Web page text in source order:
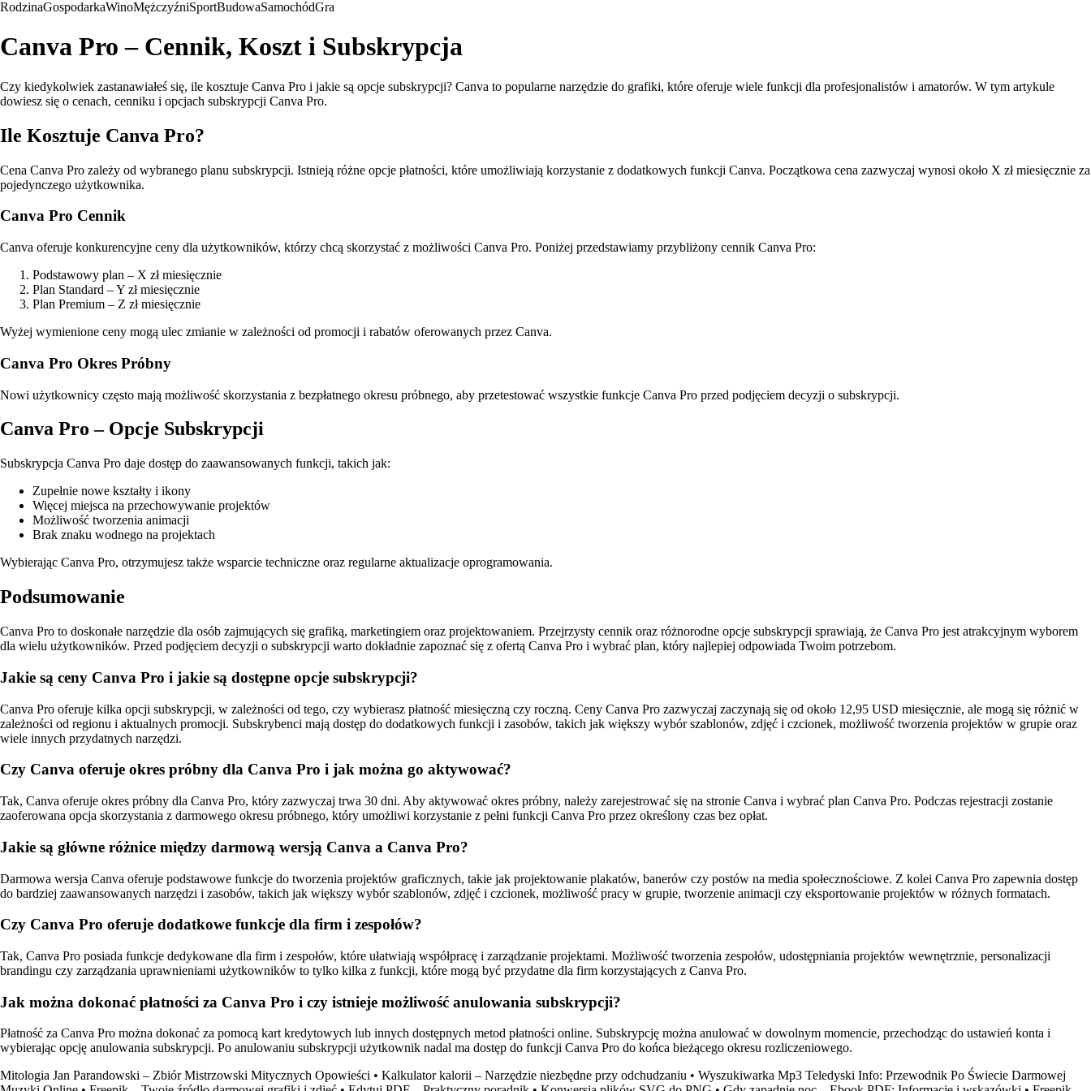
RodzinaGospodarkaWinoMężczyźniSportBudowaSamochódGra
Canva Pro – Cennik, Koszt i Subskrypcja
Czy kiedykolwiek zastanawiałeś się, ile kosztuje Canva Pro i jakie są opcje subskrypcji? Canva to popularne narzędzie do grafiki, które oferuje wiele funkcji dla profesjonalistów i amatorów. W tym artykule
dowiesz się o cenach, cenniku i opcjach subskrypcji Canva Pro.
Ile Kosztuje Canva Pro?
Cena Canva Pro zależy od wybranego planu subskrypcji. Istnieją różne opcje płatności, które umożliwiają korzystanie z dodatkowych funkcji Canva. Początkowa cena zazwyczaj wynosi około X zł miesięcznie za
pojedynczego użytkownika.
Canva Pro Cennik
Canva oferuje konkurencyjne ceny dla użytkowników, którzy chcą skorzystać z możliwości Canva Pro. Poniżej przedstawiamy przybliżony cennik Canva Pro:
Podstawowy plan – X zł miesięcznie
Plan Standard – Y zł miesięcznie
Plan Premium – Z zł miesięcznie
Wyżej wymienione ceny mogą ulec zmianie w zależności od promocji i rabatów oferowanych przez Canva.
Canva Pro Okres Próbny
Nowi użytkownicy często mają możliwość skorzystania z bezpłatnego okresu próbnego, aby przetestować wszystkie funkcje Canva Pro przed podjęciem decyzji o subskrypcji.
Canva Pro – Opcje Subskrypcji
Subskrypcja Canva Pro daje dostęp do zaawansowanych funkcji, takich jak:
Zupełnie nowe kształty i ikony
Więcej miejsca na przechowywanie projektów
Możliwość tworzenia animacji
Brak znaku wodnego na projektach
Wybierając Canva Pro, otrzymujesz także wsparcie techniczne oraz regularne aktualizacje oprogramowania.
Podsumowanie
Canva Pro to doskonałe narzędzie dla osób zajmujących się grafiką, marketingiem oraz projektowaniem. Przejrzysty cennik oraz różnorodne opcje subskrypcji sprawiają, że Canva Pro jest atrakcyjnym wyborem
dla wielu użytkowników. Przed podjęciem decyzji o subskrypcji warto dokładnie zapoznać się z ofertą Canva Pro i wybrać plan, który najlepiej odpowiada Twoim potrzebom.
Jakie są ceny Canva Pro i jakie są dostępne opcje subskrypcji?
Canva Pro oferuje kilka opcji subskrypcji, w zależności od tego, czy wybierasz płatność miesięczną czy roczną. Ceny Canva Pro zazwyczaj zaczynają się od około 12,95 USD miesięcznie, ale mogą się różnić w
zależności od regionu i aktualnych promocji. Subskrybenci mają dostęp do dodatkowych funkcji i zasobów, takich jak większy wybór szablonów, zdjęć i czcionek, możliwość tworzenia projektów w grupie oraz
wiele innych przydatnych narzędzi.
Czy Canva oferuje okres próbny dla Canva Pro i jak można go aktywować?
Tak, Canva oferuje okres próbny dla Canva Pro, który zazwyczaj trwa 30 dni. Aby aktywować okres próbny, należy zarejestrować się na stronie Canva i wybrać plan Canva Pro. Podczas rejestracji zostanie
zaoferowana opcja skorzystania z darmowego okresu próbnego, który umożliwi korzystanie z pełni funkcji Canva Pro przez określony czas bez opłat.
Jakie są główne różnice między darmową wersją Canva a Canva Pro?
Darmowa wersja Canva oferuje podstawowe funkcje do tworzenia projektów graficznych, takie jak projektowanie plakatów, banerów czy postów na media społecznościowe. Z kolei Canva Pro zapewnia dostęp
do bardziej zaawansowanych narzędzi i zasobów, takich jak większy wybór szablonów, zdjęć i czcionek, możliwość pracy w grupie, tworzenie animacji czy eksportowanie projektów w różnych formatach.
Czy Canva Pro oferuje dodatkowe funkcje dla firm i zespołów?
Tak, Canva Pro posiada funkcje dedykowane dla firm i zespołów, które ułatwiają współpracę i zarządzanie projektami. Możliwość tworzenia zespołów, udostępniania projektów wewnętrznie, personalizacji
brandingu czy zarządzania uprawnieniami użytkowników to tylko kilka z funkcji, które mogą być przydatne dla firm korzystających z Canva Pro.
Jak można dokonać płatności za Canva Pro i czy istnieje możliwość anulowania subskrypcji?
Płatność za Canva Pro można dokonać za pomocą kart kredytowych lub innych dostępnych metod płatności online. Subskrypcję można anulować w dowolnym momencie, przechodząc do ustawień konta i
wybierając opcję anulowania subskrypcji. Po anulowaniu subskrypcji użytkownik nadal ma dostęp do funkcji Canva Pro do końca bieżącego okresu rozliczeniowego.
Mitologia Jan Parandowski – Zbiór Mistrzowski Mitycznych Opowieści • Kalkulator kalorii – Narzędzie niezbędne przy odchudzaniu • Wyszukiwarka Mp3 Teledyski Info: Przewodnik Po Świecie Darmowej